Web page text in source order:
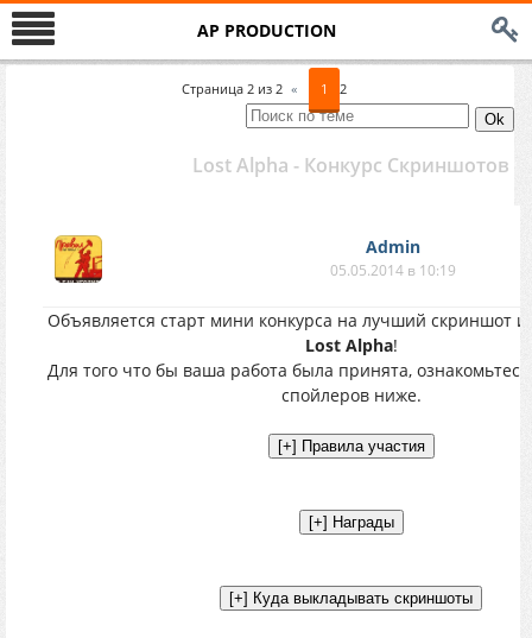
AP PRODUCTION
Страница 2 из 2 « 1 2
Lost Alpha - Конкурс Скриншотов
Аdmin
05.05.2014 в 10:19
Объявляется старт мини конкурса на лучший скриншот
Lost Alpha!
Для того что бы ваша работа была принята,
спойлеров ниже.